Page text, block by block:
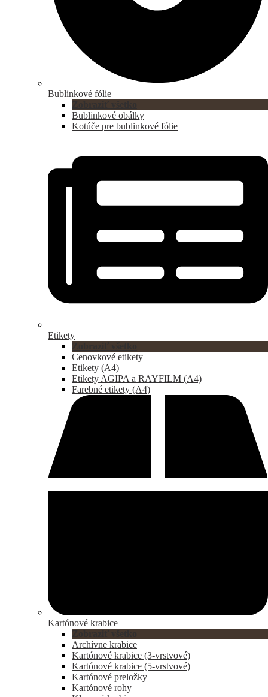
Bublinkové fólie
Bublinkové obálky
Kotúče pre bublinkové fólie
Etikety
Cenovkové etikety
Etikety (A4)
Etikety AGIPA a RAYFILM (A4)
Farebné etikety (A4)
Kartónové krabice
Archívne krabice
Kartónové krabice (3-vrstvové)
Kartónové krabice (5-vrstvové)
Kartónové preložky
Kartónové rohy